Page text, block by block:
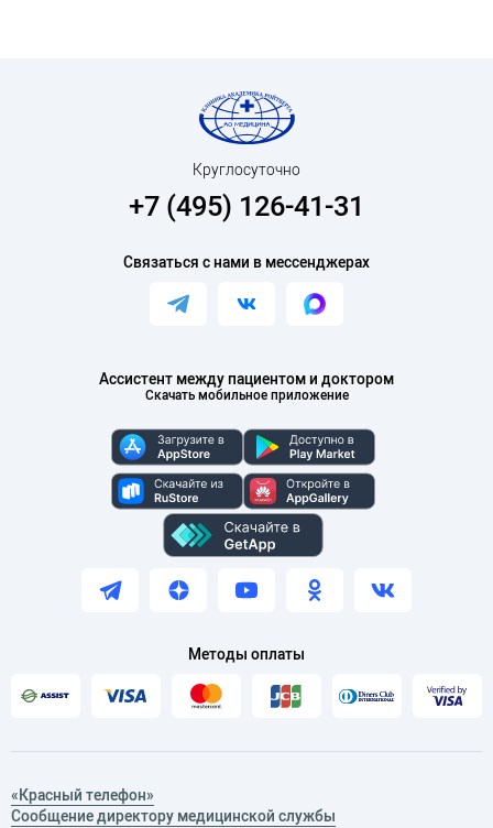
Ассистент между пациентом и доктором
Скачать мобильное приложение
Круглосуточно
+7 (495) 126-41-31
Связаться с нами в мессенджерах
Методы оплаты
«Красный телефон»
Сообщение директору медицинской службы